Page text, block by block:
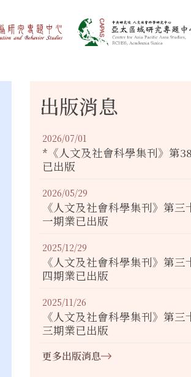
出版消息
2026/07/01
*《人文及社會科學集刊》第
已出版
2026/05/29
《人文及社會科學集刊》第三
一期業已出版
2025/12/29
《人文及社會科學集刊》第三
四期業已出版
2025/11/26
《人文及社會科學集刊》第三
三期業已出版
更多出版消息